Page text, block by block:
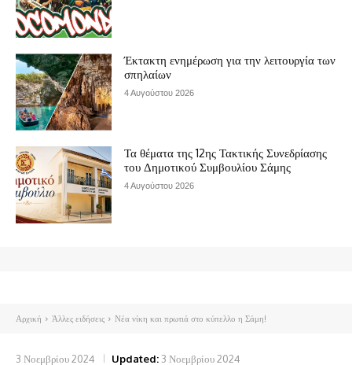
Έκτακτη ενημέρωση για την λειτουργία των
σπηλαίων
4 Αυγούστου 2026
Τα θέματα της 12ης Τακτικής Συνεδρίασης
του Δημοτικού Συμβουλίου Σάμης
4 Αυγούστου 2026